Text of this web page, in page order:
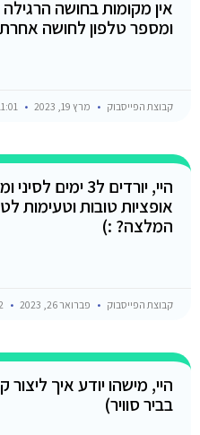
אין מקומות בחושה
ומספר טלפון לחושה
קבוצת הפייסבוק מרץ 19, 2023
היי, יורדים ל3
אופציות טובות וטעימות
המלצה? :)
קבוצת הפייסבוק פברואר 26, 2023
היי, מישהו יודע איך ליצור
בביר סוויר)